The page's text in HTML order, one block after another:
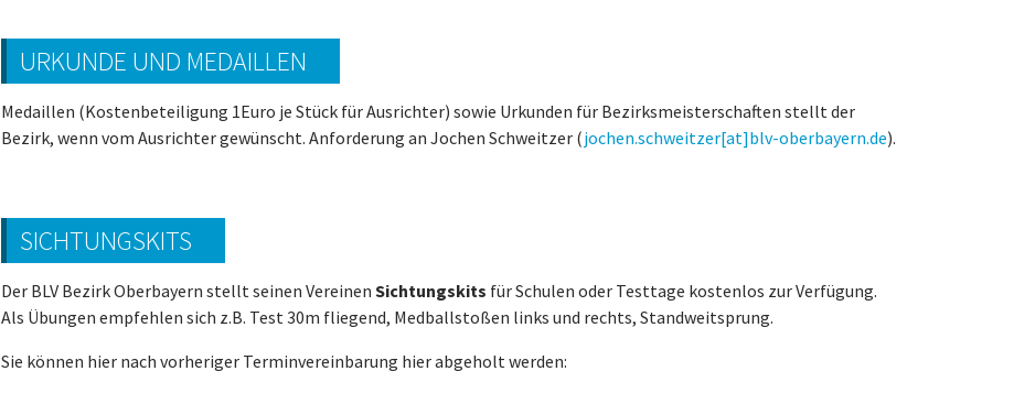
URKUNDE UND MEDAILLEN
Medaillen (Kostenbeteiligung 1Euro je Stück für Ausrichter) sowie Urkunden für Bezirksmeisterschaften stellt der
Bezirk, wenn vom Ausrichter gewünscht. Anforderung an Jochen Schweitzer (jochen.schweitzer[at]blv-oberbayern.de).
SICHTUNGSKITS
Der BLV Bezirk Oberbayern stellt seinen Vereinen Sichtungskits für Schulen oder Testtage kostenlos zur Verfügung.
Als Übungen empfehlen sich z.B. Test 30m fliegend, Medballstoßen links und rechts, Standweitsprung.
Sie können hier nach vorheriger Terminvereinbarung hier abgeholt werden: